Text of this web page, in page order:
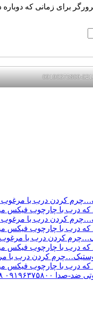
برای زمانی که
کردن درب با مرغوب
میشود۰۹۱۹۶۳۷۵۸۰۰-
کردن درب با مرغوب
میشود۰۹۱۹۶۳۷۵۸۰۰-
کردن درب با مرغوب
میشود۰۹۱۹۶۳۷۵۸۰۰-
کردن درب با
میشود۰۹۱۹۶۳۷۵۸۰۰-
۰۹۳۰۷۸۰۱۷۸۸